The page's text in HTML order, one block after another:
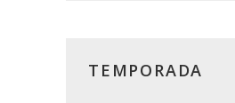
TEMPORADA